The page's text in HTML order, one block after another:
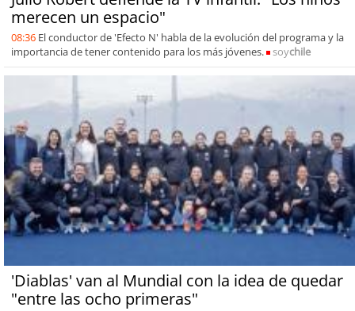
merecen un espacio"
08:36 El conductor de 'Efecto N' habla de la evolución del programa y la
importancia de tener contenido para los más jóvenes.
soychile
'Diablas' van al Mundial con la idea de quedar
"entre las ocho primeras"